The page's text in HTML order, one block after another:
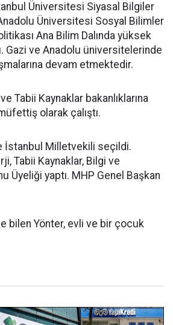
Üniversitesi Siyasal Bilgiler
Üniversitesi Sosyal Bilimler
Ana Bilim Dalında yüksek
Gazi ve Anadolu üniversitelerinde
devam etmektedir.
Tabii Kaynaklar bakanlıklarına
olarak çalıştı.
İstanbul Milletvekili seçildi.
Tabii Kaynaklar, Bilgi ve
Üyeliği yaptı. MHP Genel Başkan
bilen Yönter, evli ve bir çocuk